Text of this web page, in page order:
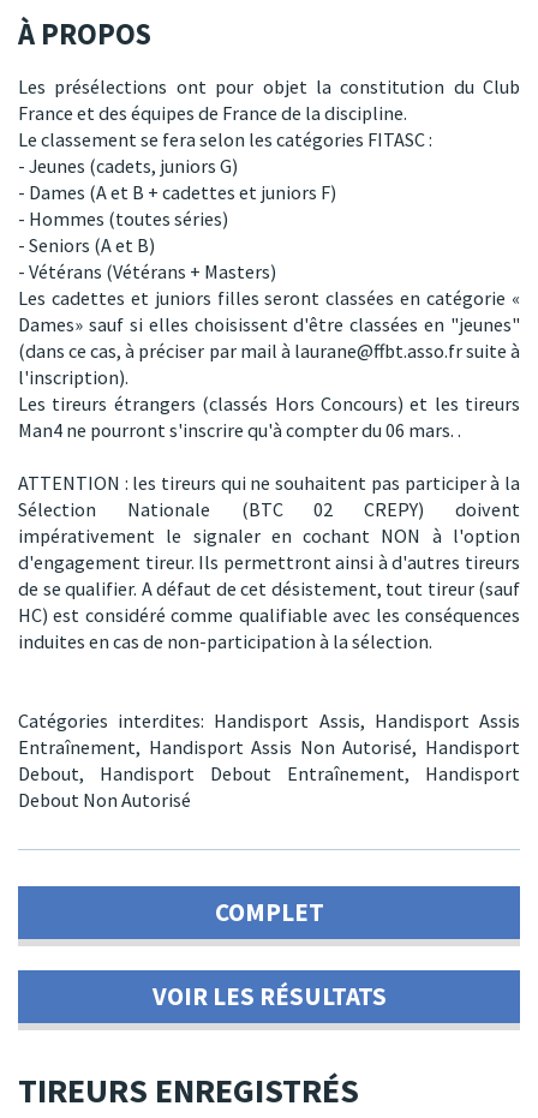
À PROPOS
Les présélections ont pour objet la constitution du Club
France et des équipes de France de la discipline.
Le classement se fera selon les catégories FITASC :
- Jeunes (cadets, juniors G)
- Dames (A et B + cadettes et juniors F)
- Hommes (toutes séries)
- Seniors (A et B)
- Vétérans (Vétérans + Masters)
Les cadettes et juniors filles seront classées en catégorie «
Dames» sauf si elles choisissent d'être classées en "jeunes"
(dans ce cas, à préciser par mail à laurane@ffbt.asso.fr suite à
l'inscription).
Les tireurs étrangers (classés Hors Concours) et les tireurs
Man4 ne pourront s'inscrire qu'à compter du 06 mars. .
ATTENTION : les tireurs qui ne souhaitent pas participer à la
Sélection Nationale (BTC 02 CREPY) doivent
impérativement le signaler en cochant NON à l'option
d'engagement tireur. Ils permettront ainsi à d'autres tireurs
de se qualifier. A défaut de cet désistement, tout tireur (sauf
HC) est considéré comme qualifiable avec les conséquences
induites en cas de non-participation à la sélection.
Catégories interdites: Handisport Assis, Handisport Assis
Entraînement, Handisport Assis Non Autorisé, Handisport
Debout,
Handisport Debout Entraînement,
Handisport
Debout Non Autorisé
COMPLET
VOIR LES RÉSULTATS
TIREURS ENREGISTRÉS